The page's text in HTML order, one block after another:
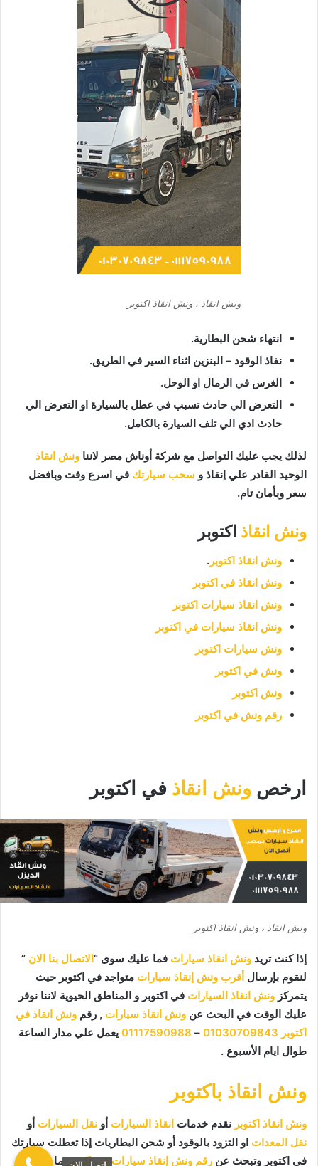
ونش انقاذ ، ونش انقاذ اكتوبر
انتهاء شحن البطارية.
نفاذ الوقود – البنزين اثناء السير في الطريق.
الغرس في الرمال او الوحل.
التعرض الي حادث تسبب في عطل بالسيارة او التعرض الي
حادث ادي الي تلف السيارة بالكامل.
لذلك يجب عليك التواصل مع شركة أوناش مصر لاننا ونش انقاذ
الوحيد القادر علي إنقاذ و سحب سيارتك في اسرع وقت وبافضل
سعر وبأمان تام.
ونش انقاذ اكتوبر
ونش انقاذ اكتوبر .
ونش انقاذ في اكتوبر
ونش انقاذ سيارات اكتوبر
ونش انقاذ سيارات في اكتوبر
ونش سيارات اكتوبر
ونش في اكتوبر
ونش اكتوبر
رقم ونش في اكتوبر
ارخص ونش انقاذ في اكتوبر
ونش انقاذ ، ونش انقاذ اكتوبر
إذا كنت تريد ونش انقاذ سيارات فما عليك سوى “الاتصال بنا الان ”
لنقوم بإرسال أقرب ونش إنقاذ سيارات متواجد في اكتوبر حيث
يتمركز ونش انقاذ السيارات في اكتوبر و المناطق الحيوية لاننا نوفر
عليك الوقت في البحث عن ونش انقاذ سيارات , رقم ونش انقاذ في
اكتوبر 01030709843
–
01117590988 يعمل علي مدار الساعة
طوال ايام الأسبوع .
ونش انقاذ باكتوبر
ونش انقاذ اكتوبر نقدم خدمات انقاذ السيارات أو نقل السيارات أو
نقل المعدات او التزود بالوقود أو شحن البطاريات إذا تعطلت سيارتك
في اكتوبر وتبحث عن رقم ونش إنقاذ سيارات في اكتوبرما عليك